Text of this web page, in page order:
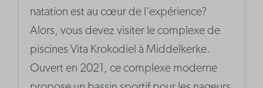
natation est au cœur de l'expérience?
Alors, vous devez visiter le complexe de
piscines Vita Krokodiel à Middelkerke.
Ouvert en 2021, ce complexe moderne